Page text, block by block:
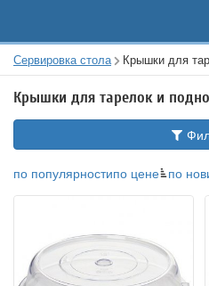
Сервировка стола Крышки для
Крышки для тарелок и
по популярностипо цене по